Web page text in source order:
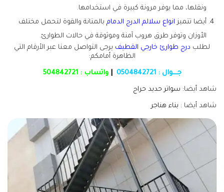
ونقلها، مما يوفر مرونة كبيرة في استخدامها.
أيضا تتميز انواع سلالم الدرج الدمام بالمتانة والقوة لتحمل مختلف
الأوزان وتوفر طرق هروب آمنة وموثوقة في حالات الطوارئ.
لطلب درج طوارئ خارجي القطيف يرجى التواصل معنا عبر الأرقام التي
الظاهرة أمامكم:
جـــوال :0504842721
|واتساب :504842721
شاهد أيضا: سواتر حديد حراج
شاهد أيضا : بناء هناجر